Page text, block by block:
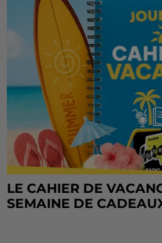
LE CAHIER DE
SEMAINE DE